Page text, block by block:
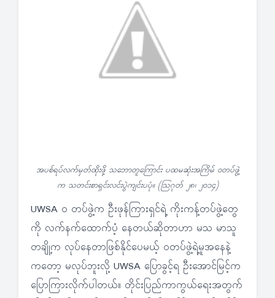
အပစ်ရပ်လက်မှတ်ထိုးဖို့ သဘောတူကြောင်း ပထမဆုံးအကြိမ် ဝတပ်ဖွဲ့
က သတင်းစာရှင်းလင်းပွဲကျင်းပပုံ။ (သြဂုတ် ၂၈၊ ၂၀၁၄)
UWSA ဝ တပ်ဖွဲ့က ဦးဖုန်ကြားရှင်ရဲ့ ကိုးကန့်တပ်ဖွဲ့တွေ
ကို လက်နက်ထောက်ပံ့ နေတယ်ဆိုတာဟာ မသ မာသူ
တချို့က လုပ်နေတာဖြစ်နိုင်ပေမယ့် ဝတပ်ဖွဲ့ရဲ့မူအနေနဲ့
ကတော့ မလုပ်ဘူးလို့ UWSA ပြောခွင့်ရ ဦးအောင်မြင့်က
ပြောကြားလိုက်ပါတယ်။ တိုင်းပြည်ကာကွယ်ရေးအတွက်